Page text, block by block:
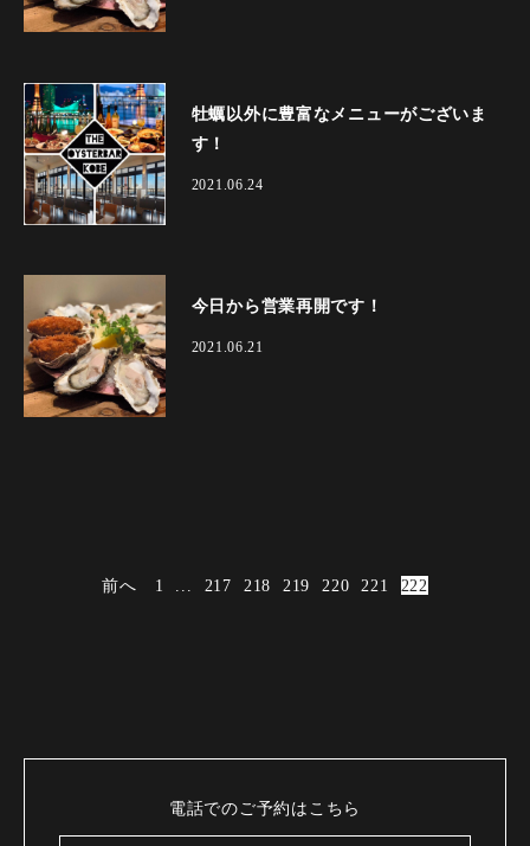
牡蠣以外に豊富なメニューがございま
す！
2021.06.24
今日から営業再開です！
2021.06.21
前へ 1 217 218 219 220 221 222
電話でのご予約はこちら